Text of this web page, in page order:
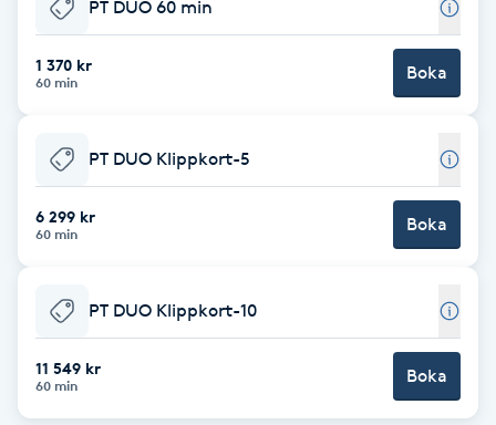
Extensions
Extensions borttagning
Face framing
Fettreducering
PT DUO 60 min
1 370 kr
60 min Boka
PT DUO Klippkort-5
6 299 kr
60 min Boka
PT DUO Klippkort-10
11 549 kr
60 min Boka